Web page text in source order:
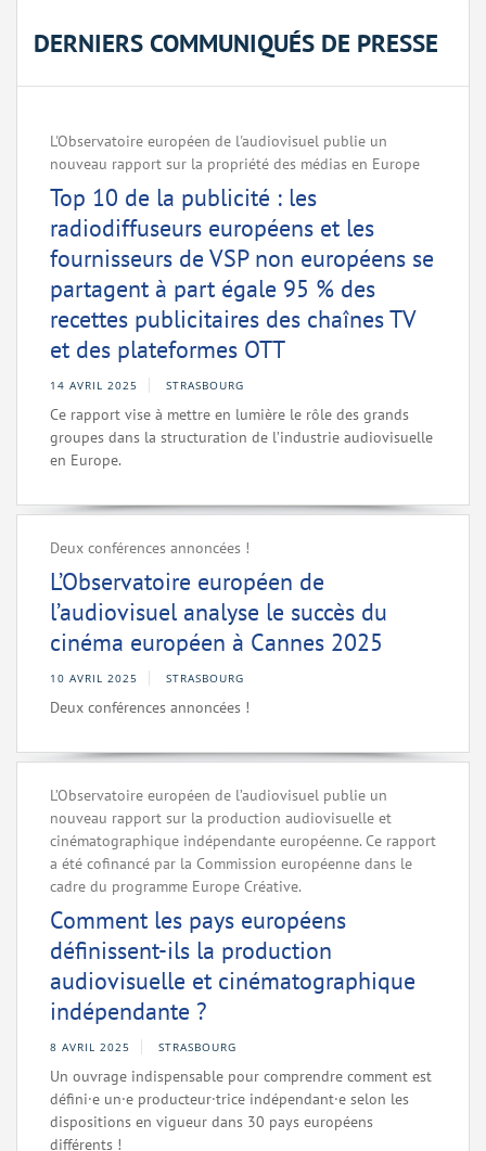
DERNIERS COMMUNIQUÉS DE PRESSE
L'Observatoire européen de l'audiovisuel publie un
nouveau rapport sur la propriété des médias en Europe
Top 10 de la publicité : les
radiodiffuseurs européens et les
fournisseurs de VSP non européens se
partagent à part égale 95 % des
recettes publicitaires des chaînes TV
et des plateformes OTT
14 AVRIL 2025 STRASBOURG
Ce rapport vise à mettre en lumière le rôle des grands
groupes dans la structuration de l’industrie audiovisuelle
en Europe.
Deux conférences annoncées !
L’Observatoire européen de
l’audiovisuel analyse le succès du
cinéma européen à Cannes 2025
10 AVRIL 2025 STRASBOURG
Deux conférences annoncées !
L’Observatoire européen de l’audiovisuel publie un
nouveau rapport sur la production audiovisuelle et
cinématographique indépendante européenne. Ce rapport
a été cofinancé par la Commission européenne dans le
cadre du programme Europe Créative.
Comment les pays européens
définissent-ils la production
audiovisuelle et cinématographique
indépendante ?
8 AVRIL 2025 STRASBOURG
Un ouvrage indispensable pour comprendre comment est
défini·e un·e producteur·trice indépendant·e selon les
dispositions en vigueur dans 30 pays européens
différents !